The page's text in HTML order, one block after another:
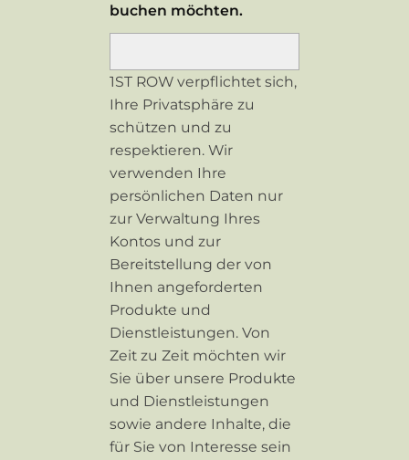
buchen möchten.
1ST ROW verpflichtet sich,
Ihre Privatsphäre zu
schützen und zu
respektieren. Wir
verwenden Ihre
persönlichen Daten nur
zur Verwaltung Ihres
Kontos und zur
Bereitstellung der von
Ihnen angeforderten
Produkte und
Dienstleistungen. Von
Zeit zu Zeit möchten wir
Sie über unsere Produkte
und Dienstleistungen
sowie andere Inhalte, die
für Sie von Interesse sein